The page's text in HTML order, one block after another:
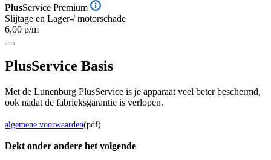
PlusService Premium
Slijtage en Lager-/ motorschade
6,00 p/m
PlusService Basis
Met de Lunenburg PlusService is je apparaat veel beter beschermd,
ook nadat de fabrieksgarantie is verlopen.
algemene voorwaarden(pdf)
Dekt onder andere het volgende